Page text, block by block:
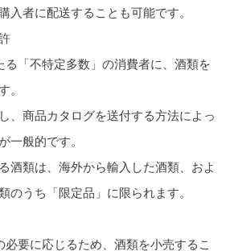
入者に配送することも可能です。
る「不特定多数」の消費者に、酒類を
。
、商品カタログを送付する方法によっ
一般的です。
酒類は、海外から輸入した酒類、およ
のうち「限定品」に限られます。
要に応じるため、酒類を小売するこ